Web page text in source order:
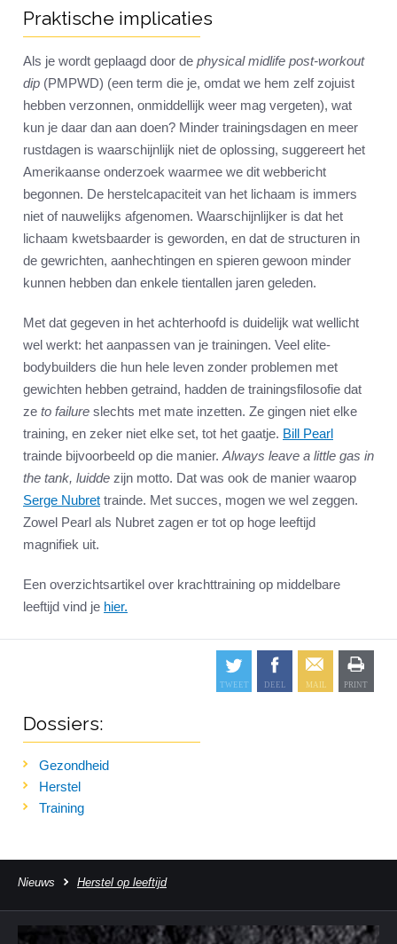
Praktische implicaties
Als je wordt geplaagd door de physical midlife post-workout
dip (PMPWD) (een term die je, omdat we hem zelf zojuist
hebben verzonnen, onmiddellijk weer mag vergeten), wat
kun je daar dan aan doen? Minder trainingsdagen en meer
rustdagen is waarschijnlijk niet de oplossing, suggereert het
Amerikaanse onderzoek waarmee we dit webbericht
begonnen. De herstelcapaciteit van het lichaam is immers
niet of nauwelijks afgenomen. Waarschijnlijker is dat het
lichaam kwetsbaarder is geworden, en dat de structuren in
de gewrichten, aanhechtingen en spieren gewoon minder
kunnen hebben dan enkele tientallen jaren geleden.
Met dat gegeven in het achterhoofd is duidelijk wat wellicht
wel werkt: het aanpassen van je trainingen. Veel elite-
bodybuilders die hun hele leven zonder problemen met
gewichten hebben getraind, hadden de trainingsfilosofie dat
ze to failure slechts met mate inzetten. Ze gingen niet elke
training, en zeker niet elke set, tot het gaatje. Bill Pearl
trainde bijvoorbeeld op die manier. Always leave a little gas in
the tank, luidde zijn motto. Dat was ook de manier waarop
Serge Nubret trainde. Met succes, mogen we wel zeggen.
Zowel Pearl als Nubret zagen er tot op hoge leeftijd
magnifiek uit.
Een overzichtsartikel over krachttraining op middelbare
leeftijd vind je hier.
Dossiers:
Gezondheid
Herstel
Training
Nieuws Herstel op leeftijd